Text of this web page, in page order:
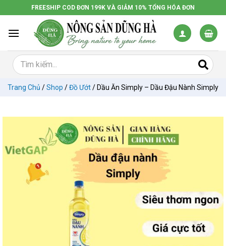
đến
dung
FREESHIP COD ĐƠN 199K VÀ GIẢM 10% TỔNG HÓA ĐƠN
Trang Chủ /Shop /Đồ Ướt/ Dầu Ăn Simply – Dầu Đậu Nành Simply